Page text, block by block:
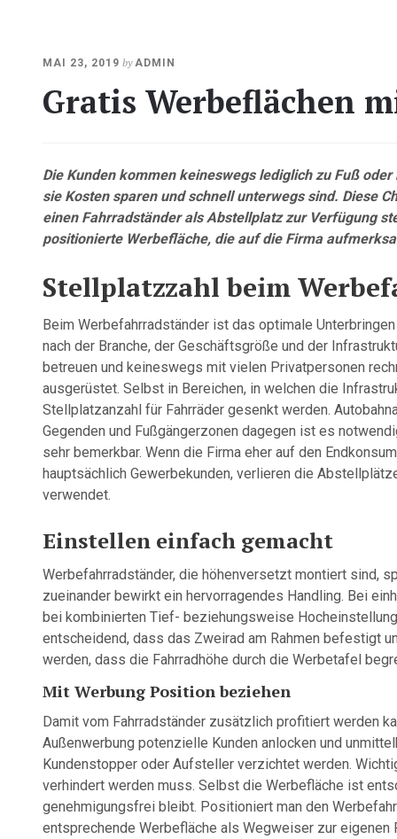
MAI 23, 2019 byADMIN
Gratis Werbeflächen
Die Kunden kommen keineswegs lediglich zu Fuß
sie Kosten sparen und schnell unterwegs sind. Diese
einen Fahrradständer als Abstellplatz zur Verfügung
positionierte Werbefläche, die auf die Firma
Stellplatzzahl beim
Beim Werbefahrradständer ist das optimale
nach der Branche, der Geschäftsgröße und der
betreuen und keineswegs mit vielen Privatpersonen
ausgerüstet. Selbst in Bereichen, in welchen die
Stellplatzanzahl für Fahrräder gesenkt werden.
Gegenden und Fußgängerzonen dagegen ist es
sehr bemerkbar. Wenn die Firma eher auf den
hauptsächlich Gewerbekunden, verlieren die
verwendet.
Einstellen einfach gemacht
Werbefahrradständer, die höhenversetzt montiert sind,
zueinander bewirkt ein hervorragendes Handling. Bei
bei kombinierten Tief- beziehungsweise
entscheidend, dass das Zweirad am Rahmen befestigt
werden, dass die Fahrradhöhe durch die Werbetafel
Mit Werbung Position beziehen
Damit vom Fahrradständer zusätzlich profitiert werden
Außenwerbung potenzielle Kunden anlocken und
Kundenstopper oder Aufsteller verzichtet werden.
verhindert werden muss. Selbst die Werbefläche ist
genehmigungsfrei bleibt. Positioniert man den
entsprechende Werbefläche als Wegweiser zur